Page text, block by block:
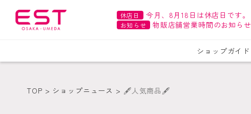
休店日 今月、8月18日は休店日です。
お知らせ 物販店舗営業時間のお知らせ
ショップガイド
TOP ショップニュース 🖋人気商品🖋